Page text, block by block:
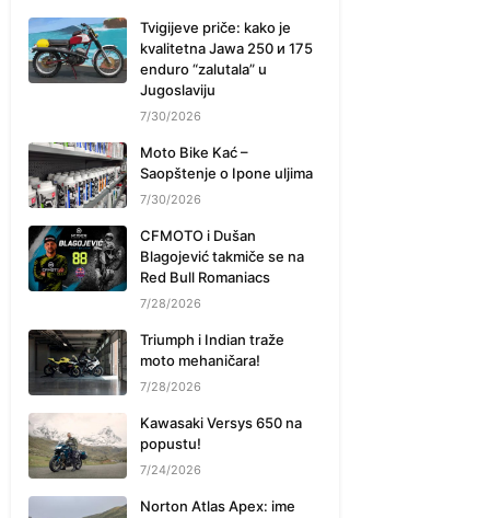
Tvigijeve priče: kako je
kvalitetna Jawa 250 и 175
enduro “zalutala” u
Jugoslaviju
7/30/2026
Moto Bike Kać –
Saopštenje o Ipone uljima
7/30/2026
CFMOTO i Dušan
Blagojević takmiče se na
Red Bull Romaniacs
7/28/2026
Triumph i Indian traže
moto mehaničara!
7/28/2026
Kawasaki Versys 650 na
popustu!
7/24/2026
Norton Atlas Apex: ime